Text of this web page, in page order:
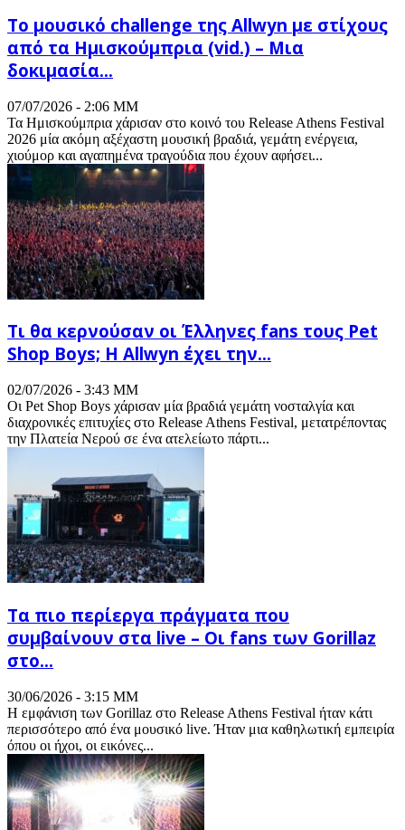
Το μουσικό challenge της Allwyn με στίχους
από τα Ημισκούμπρια (vid.) – Μια
δοκιμασία...
07/07/2026 - 2:06 ΜΜ
Τα Ημισκούμπρια χάρισαν στο κοινό του Release Athens Festival
2026 μία ακόμη αξέχαστη μουσική βραδιά, γεμάτη ενέργεια,
χιούμορ και αγαπημένα τραγούδια που έχουν αφήσει...
Τι θα κερνούσαν οι Έλληνες fans τους Pet
Shop Boys; Η Allwyn έχει την...
02/07/2026 - 3:43 ΜΜ
Οι Pet Shop Boys χάρισαν μία βραδιά γεμάτη νοσταλγία και
διαχρονικές επιτυχίες στο Release Athens Festival, μετατρέποντας
την Πλατεία Νερού σε ένα ατελείωτο πάρτι...
Τα πιο περίεργα πράγματα που
συμβαίνουν στα live – Οι fans των Gorillaz
στο...
30/06/2026 - 3:15 ΜΜ
Η εμφάνιση των Gorillaz στο Release Athens Festival ήταν κάτι
περισσότερο από ένα μουσικό live. Ήταν μια καθηλωτική εμπειρία
όπου οι ήχοι, οι εικόνες...